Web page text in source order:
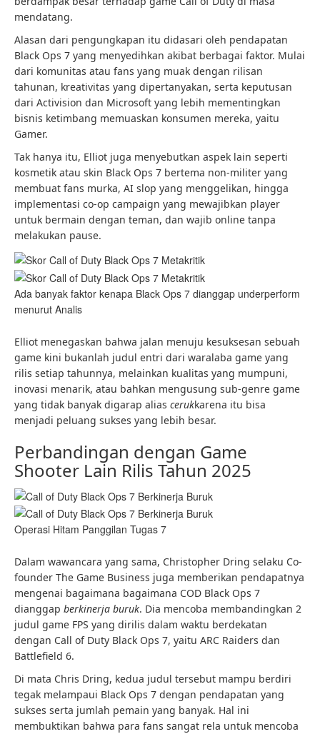
mendatang.
Alasan dari pengungkapan itu didasari oleh pendapatan
Black Ops 7 yang menyedihkan akibat berbagai faktor. Mulai
dari komunitas atau fans yang muak dengan rilisan
tahunan, kreativitas yang dipertanyakan, serta keputusan
dari Activision dan Microsoft yang lebih mementingkan
bisnis ketimbang memuaskan konsumen mereka, yaitu
Gamer.
Tak hanya itu, Elliot juga menyebutkan aspek lain seperti
kosmetik atau skin Black Ops 7 bertema non-militer yang
membuat fans murka, AI slop yang menggelikan, hingga
implementasi co-op campaign yang mewajibkan player
untuk bermain dengan teman, dan wajib online tanpa
melakukan pause.
Ada banyak faktor kenapa Black Ops 7 dianggap underperform
menurut Analis
Elliot menegaskan bahwa jalan menuju kesuksesan sebuah
game kini bukanlah judul entri dari waralaba game yang
rilis setiap tahunnya, melainkan kualitas yang mumpuni,
inovasi menarik, atau bahkan mengusung sub-genre game
yang tidak banyak digarap alias cerukkarena itu bisa
menjadi peluang sukses yang lebih besar.
Perbandingan dengan Game
Shooter Lain Rilis Tahun 2025
Operasi Hitam Panggilan Tugas 7
Dalam wawancara yang sama, Christopher Dring selaku Co-
founder The Game Business juga memberikan pendapatnya
mengenai bagaimana bagaimana COD Black Ops 7
dianggap berkinerja buruk. Dia mencoba membandingkan 2
judul game FPS yang dirilis dalam waktu berdekatan
dengan Call of Duty Black Ops 7, yaitu ARC Raiders dan
Battlefield 6.
Di mata Chris Dring, kedua judul tersebut mampu berdiri
tegak melampaui Black Ops 7 dengan pendapatan yang
sukses serta jumlah pemain yang banyak. Hal ini
membuktikan bahwa para fans sangat rela untuk mencoba